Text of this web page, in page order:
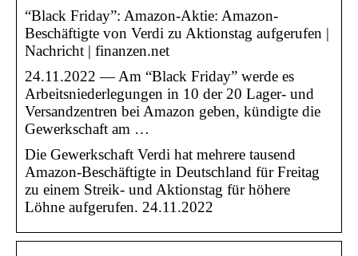
“Black Friday”: Amazon-Aktie: Amazon-
Beschäftigte von Verdi zu Aktionstag aufgerufen |
Nachricht | finanzen.net
24.11.2022 — Am “Black Friday” werde es
Arbeitsniederlegungen in 10 der 20 Lager- und
Versandzentren bei Amazon geben, kündigte die
Gewerkschaft am …
Die Gewerkschaft Verdi hat mehrere tausend
Amazon-Beschäftigte in Deutschland für Freitag
zu einem Streik- und Aktionstag für höhere
Löhne aufgerufen. 24.11.2022